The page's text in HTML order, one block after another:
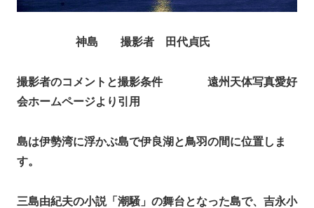
神島 撮影者 田代貞氏
撮影者のコメントと撮影条件
遠州天体写真愛好
会ホームページより引用
島は伊勢湾に浮かぶ島で伊良湖と鳥羽の間に位置しま
す。
三島由紀夫の小説「潮騒」の舞台となった島で、吉永小